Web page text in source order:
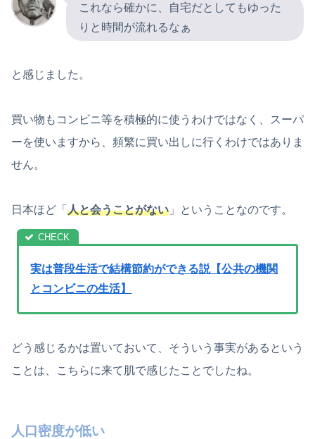
これなら確かに、自宅だとしてもゆった
りと時間が流れるなぁ
と感じました。
買い物もコンビニ等を積極的に使うわけではなく、スーパ
ーを使いますから、頻繁に買い出しに行くわけではありま
せん。
日本ほど「 人と会うことがない 」ということなのです。
実は普段生活で結構節約ができる説【公共の機関
とコンビニの生活】
どう感じるかは置いておいて、そういう事実があるという
ことは、こちらに来て肌で感じたことでしたね。
人口密度が低い